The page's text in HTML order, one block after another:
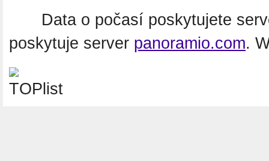
Data o počasí poskytujete
poskytuje server panoramio.com.